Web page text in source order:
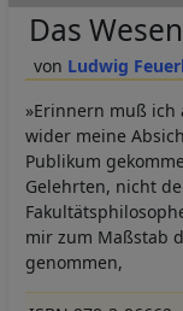
Ludwig
Das
»Erinnern muß ich
wider meine
Publikum
Gelehrten, nicht
mir zum Maßstab
genommen,